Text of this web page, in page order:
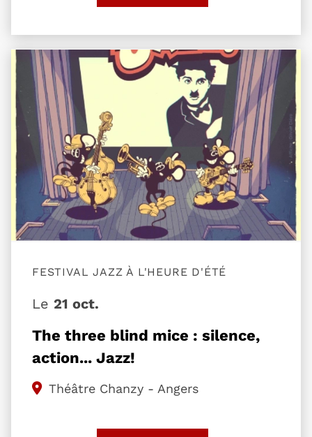
The three blind mice : silence,
action... Jazz!
FESTIVAL JAZZ À L'HEURE D'ÉTÉ
Le 21 oct.
Théâtre Chanzy - Angers
Plus d'information sur l'évènement The three